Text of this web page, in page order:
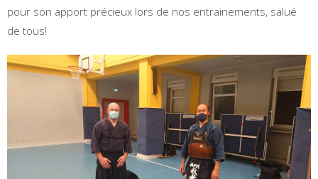
pour son apport précieux lors de nos entrainements, salué
de tous!